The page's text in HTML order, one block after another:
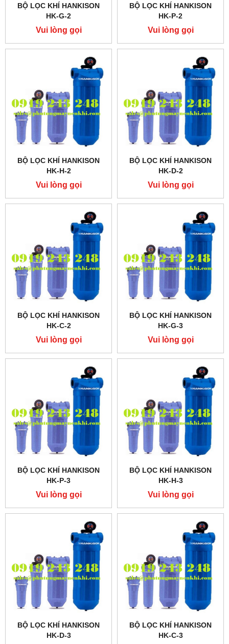
BỘ LỌC KHÍ HANKISON
HK-G-2
Vui lòng gọi
BỘ LỌC KHÍ HANKISON
HK-P-2
Vui lòng gọi
BỘ LỌC KHÍ HANKISON
HK-H-2
Vui lòng gọi
BỘ LỌC KHÍ HANKISON
HK-D-2
Vui lòng gọi
BỘ LỌC KHÍ HANKISON
HK-C-2
Vui lòng gọi
BỘ LỌC KHÍ HANKISON
HK-G-3
Vui lòng gọi
BỘ LỌC KHÍ HANKISON
HK-P-3
Vui lòng gọi
BỘ LỌC KHÍ HANKISON
HK-H-3
Vui lòng gọi
BỘ LỌC KHÍ HANKISON
HK-D-3
BỘ LỌC KHÍ HANKISON
HK-C-3